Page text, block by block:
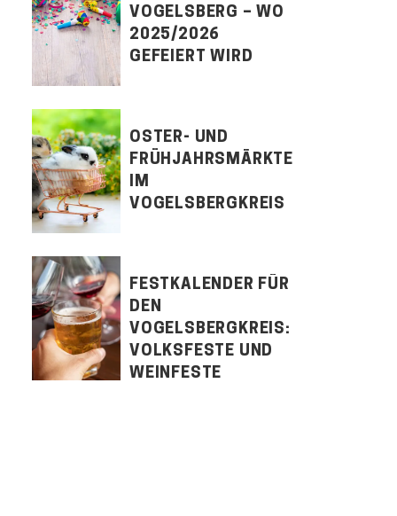
VOGELSBERG – WO
2025/2026
GEFEIERT WIRD
OSTER- UND
FRÜHJAHRSMÄRKTE
IM
VOGELSBERGKREIS
FESTKALENDER FÜR
DEN
VOGELSBERGKREIS:
VOLKSFESTE UND
WEINFESTE